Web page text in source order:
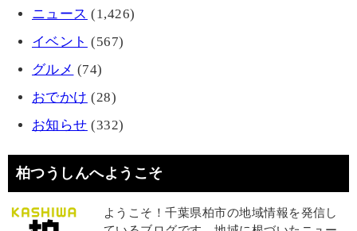
ニュース (1,426)
イベント (567)
グルメ (74)
おでかけ (28)
お知らせ (332)
柏つうしんへようこそ
ようこそ！千葉県柏市の地域情報を発信し